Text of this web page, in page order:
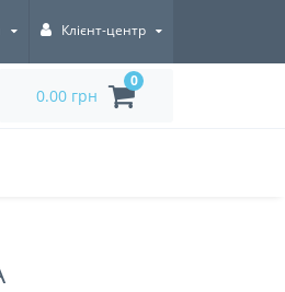
Клієнт-центр
0.00 грн
0